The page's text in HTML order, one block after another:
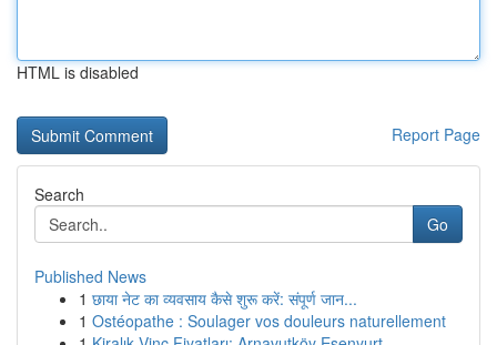
HTML is disabled
Report Page
Search
Go
Published News
1 छाया नेट का व्यवसाय कैसे शुरू करें: संपूर्ण जान...
1 Ostéopathe : Soulager vos douleurs naturellement